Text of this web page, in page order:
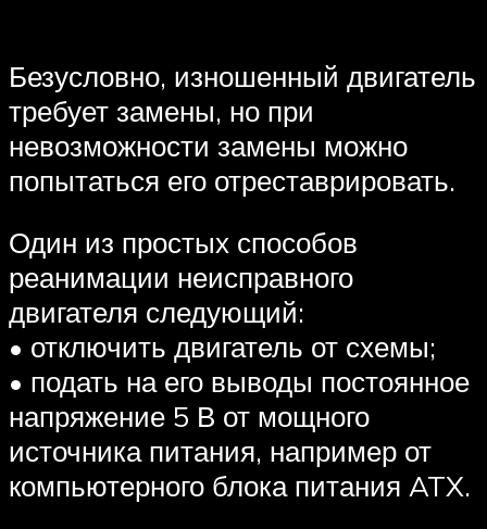
Безусловно, изношенный двигатель
требует замены, но при
невозможности замены можно
попытаться его отреставрировать.
Один из простых способов
реанимации неисправного
двигателя следующий:
• отключить двигатель от схемы;
• подать на его выводы постоянное
напряжение 5 В от мощного
источника питания, например от
компьютерного блока питания ATX.